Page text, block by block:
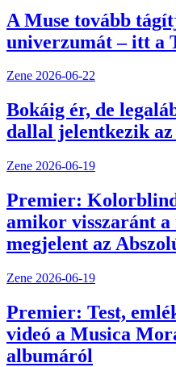
A Muse tovább
univerzumát – itt a
Zene 2026-06-22
Bokáig ér, de
dallal jelentkezik
Zene 2026-06-19
Premier:
amikor visszaránt a
megjelent az
Zene 2026-06-19
Premier: Test,
videó a Musica
albumáról